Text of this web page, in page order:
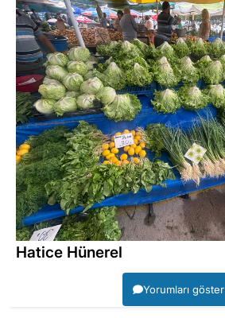
Hatice Hünerel
Yorumları göster